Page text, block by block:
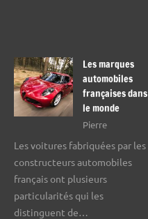
Les marques
automobiles
françaises dans
le monde
Pierre
Les voitures fabriquées par les
constructeurs automobiles
français ont plusieurs
particularités qui les
distinguent de…